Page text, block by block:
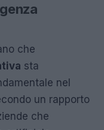
che
sta
nel
un rapporto
che